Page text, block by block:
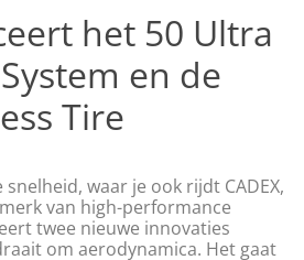
het 50 Ultra
en de
Tire
waar je ook rijdt CADEX,
van high-performance
twee nieuwe innovaties
om aerodynamica. Het gaat